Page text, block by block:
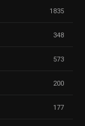
1835
348
573
200
177